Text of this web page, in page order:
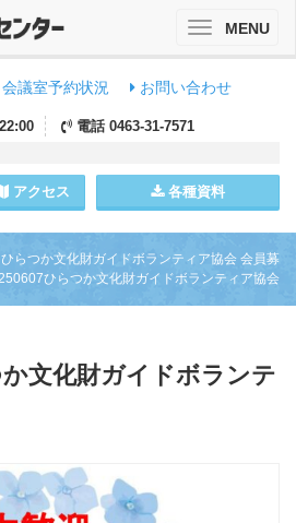
会議室予約状況 お問い合わせ
電話 0463-31-7571
アクセス 各種資料
ToggleMENU
ひらつか文化財ガイドボランティア協会 会員募
ひらつか文化財ガイドボランティア協会
文化財ガイドボランテ